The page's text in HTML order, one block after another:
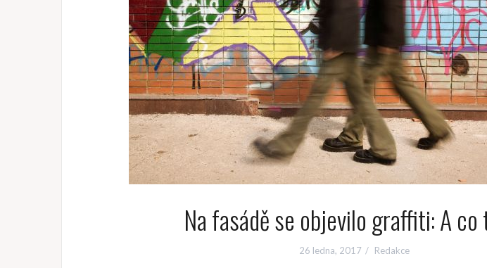
Na fasádě se objevilo graffiti: A
26 ledna, 2017 Redakce